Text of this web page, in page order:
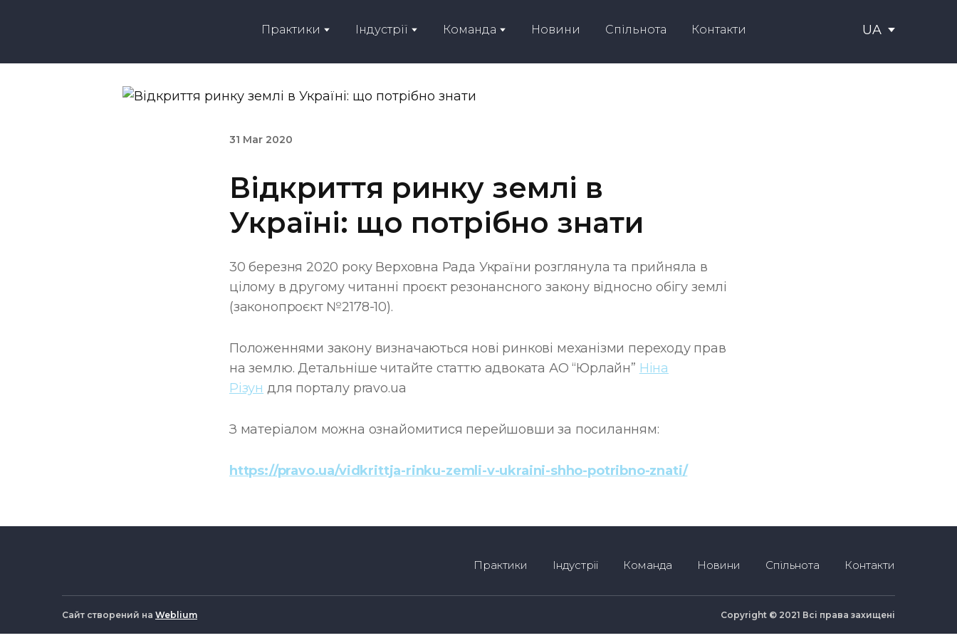
Практики Індустрії Команда Новини Спільнота Контакти UA
31 Mar 2020
Відкриття ринку землі в
Україні: що потрібно знати
30 березня 2020 року Верховна Рада України розглянула та прийняла в
цілому в другому читанні проєкт резонансного закону відносно обігу землі
(законопроєкт №2178-10).
Положеннями закону визначаються нові ринкові механізми переходу прав
на землю. Детальніше читайте статтю адвоката АО “Юрлайн” Ніна
Різун для порталу pravo.ua
З матеріалом можна ознайомитися перейшовши за посиланням:
https://pravo.ua/vidkrittja-rinku-zemli-v-ukraini-shho-potribno-znati/
Практики Індустрії Команда Новини Спільнота Контакти
Сайт створений на Weblium Copyright © 2021 Всі права захищені